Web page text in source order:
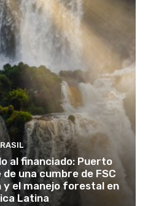
al financiado: Puerto
una cumbre de FSC
y el manejo forestal en
Latina